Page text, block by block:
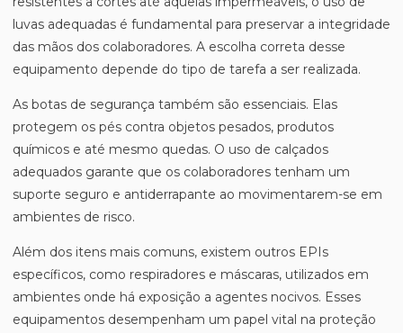
luvas adequadas é fundamental para preservar a integridade
das mãos dos colaboradores. A escolha correta desse
equipamento depende do tipo de tarefa a ser realizada.
As botas de segurança também são essenciais. Elas
protegem os pés contra objetos pesados, produtos
químicos e até mesmo quedas. O uso de calçados
adequados garante que os colaboradores tenham um
suporte seguro e antiderrapante ao movimentarem-se em
ambientes de risco.
Além dos itens mais comuns, existem outros EPIs
específicos, como respiradores e máscaras, utilizados em
ambientes onde há exposição a agentes nocivos. Esses
equipamentos desempenham um papel vital na proteção